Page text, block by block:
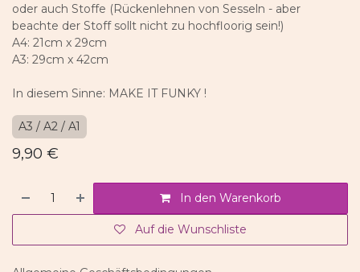
oder auch Stoffe (Rückenlehnen von Sesseln - aber
beachte der Stoff sollt nicht zu hochfloorig sein!)
A4: 21cm x 29cm
A3: 29cm x 42cm
In diesem Sinne: MAKE IT FUNKY !
A3 / A2 / A1
9,90 €
In den Warenkorb
Auf die Wunschliste